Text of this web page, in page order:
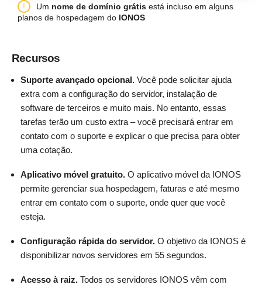
Um nome de domínio grátis está incluso em alguns
planos de hospedagem do IONOS
Recursos
Suporte avançado opcional. Você pode solicitar ajuda
extra com a configuração do servidor, instalação de
software de terceiros e muito mais. No entanto, essas
tarefas terão um custo extra – você precisará entrar em
contato com o suporte e explicar o que precisa para obter
uma cotação.
Aplicativo móvel gratuito. O aplicativo móvel da IONOS
permite gerenciar sua hospedagem, faturas e até mesmo
entrar em contato com o suporte, onde quer que você
esteja.
Configuração rápida do servidor. O objetivo da IONOS é
disponibilizar novos servidores em 55 segundos.
Acesso à raiz. Todos os servidores IONOS vêm com